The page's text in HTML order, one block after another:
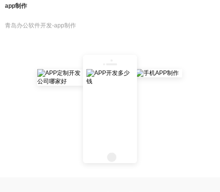
app制作
青岛办公软件开发-app制作